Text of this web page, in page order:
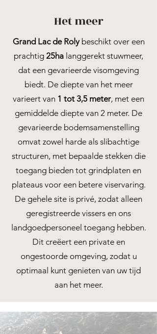
Het meer
Grand Lac de Rolybeschikt over een
prachtig 25ha langgerekt stuwmeer,
dat een gevarieerde visomgeving
biedt. De diepte van het meer
varieert van 1 tot 3,5 meter, met een
gemiddelde diepte van 2 meter. De
gevarieerde bodemsamenstelling
omvat zowel harde als slibachtige
structuren, met bepaalde stekken die
toegang bieden tot grindplaten en
plateaus voor een betere viservaring.
De gehele site is privé, zodat alleen
geregistreerde vissers en ons
landgoedpersoneel toegang hebben.
Dit creëert een private en
ongestoorde omgeving, zodat u
optimaal kunt genieten van uw tijd
aan het meer.